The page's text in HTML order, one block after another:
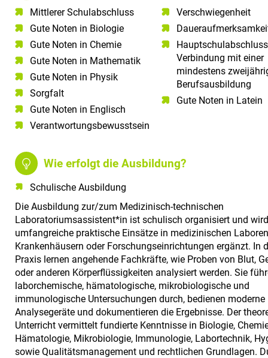
Mittlerer Schulabschluss​
Gute Noten in Biologie​
Gute Noten in Chemie​
Gute Noten in Mathematik​
Gute Noten in Physik​
Sorgfalt​
Gute Noten in Englisch​
Verantwortungsbewusstsein​
Verschwiegenheit
Verbindung mit einer
mindestens
Berufsausbildung
Gute Noten in Latein
Wie erfolgt die Ausbildung?
Schulische Ausbildung
Die Ausbildung zur/zum Medizinisch-technischen
Laboratoriumsassistent*in ist schulisch organisiert und
umfangreiche praktische Einsätze in medizinischen
Krankenhäusern oder Forschungseinrichtungen ergänzt. In
Praxis lernen angehende Fachkräfte, wie Proben von Blut,
oder anderen Körperflüssigkeiten analysiert werden. Sie
laborchemische, hämatologische, mikrobiologische und
immunologische Untersuchungen durch, bedienen moderne
Analysegeräte und dokumentieren die Ergebnisse. Der
Unterricht vermittelt fundierte Kenntnisse in Biologie,
Hämatologie, Mikrobiologie, Immunologie, Labortechnik,
sowie Qualitätsmanagement und rechtlichen Grundlagen.